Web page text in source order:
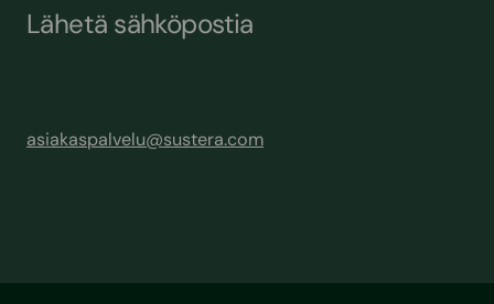
Lähetä sähköpostia
asiakaspalvelu@sustera.com